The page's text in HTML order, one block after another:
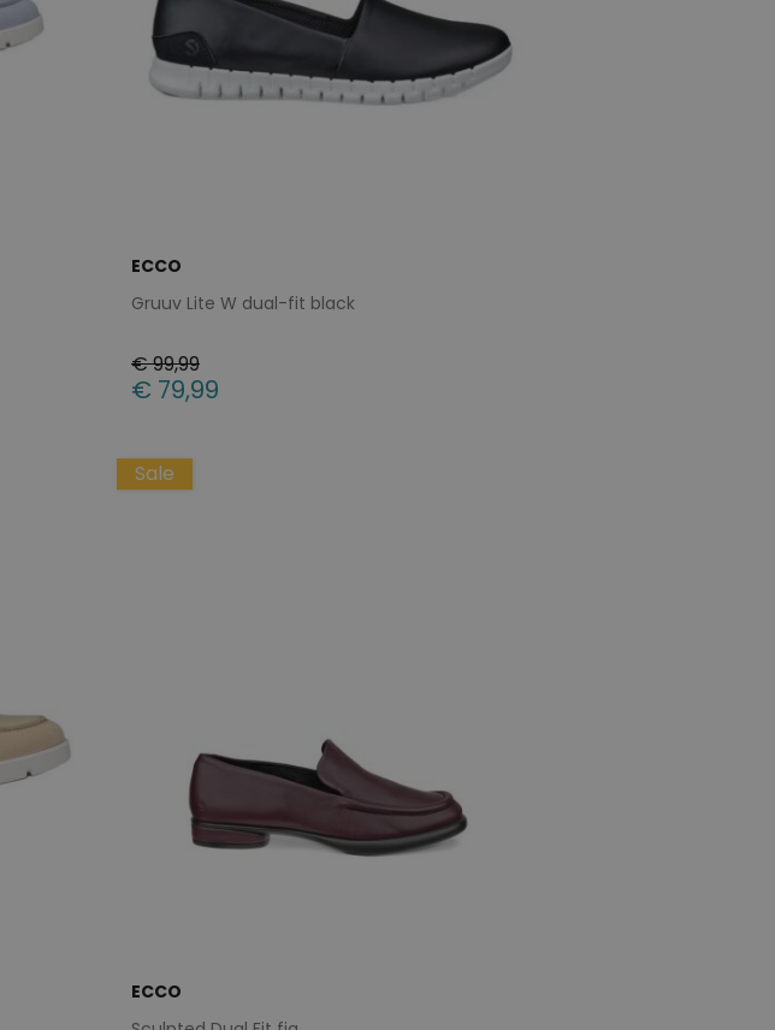
ECCO
Gruuv Lite W dual-fit black
€ 99,99
€ 79,99
40
Sale
ECCO